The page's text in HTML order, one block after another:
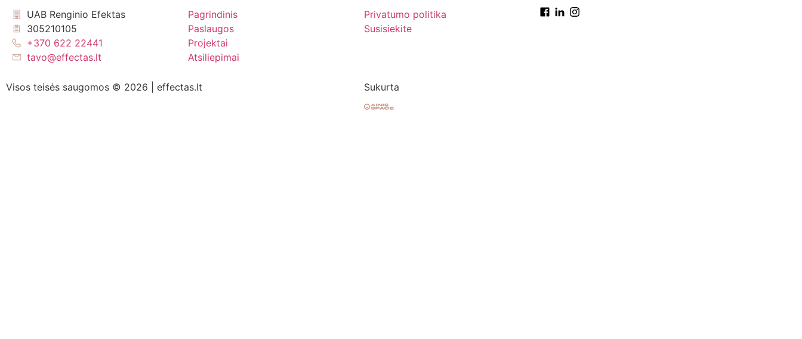
UAB Renginio Efektas
305210105
+370 622 22441
tavo@effectas.lt
Pagrindinis
Paslaugos
Projektai
Atsiliepimai
Privatumo politika
Susisiekite
Visos teisės saugomos © 2026 | effectas.lt Sukurta